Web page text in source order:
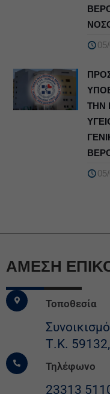
ΤΗΝ
ΆΜΕΣΗ
Τοποθεσία
Τ.Κ.
Τηλέφωνο
23313